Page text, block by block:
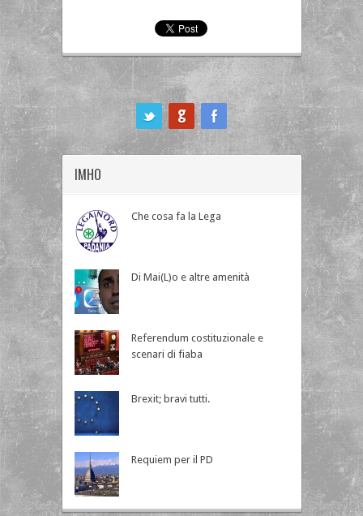
IMHO
Che cosa fa la Lega
Di Mai(L)o e altre amenità
Referendum costituzionale e
scenari di fiaba
Brexit; bravi tutti.
Requiem per il PD